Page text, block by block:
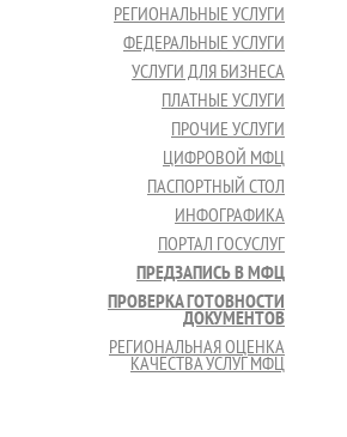
РЕГИОНАЛЬНЫЕ УСЛУГИ
ФЕДЕРАЛЬНЫЕ УСЛУГИ
УСЛУГИ ДЛЯ БИЗНЕСА
ПЛАТНЫЕ УСЛУГИ
ПРОЧИЕ УСЛУГИ
ЦИФРОВОЙ МФЦ
ПАСПОРТНЫЙ СТОЛ
ИНФОГРАФИКА
ПОРТАЛ ГОСУСЛУГ
ПРЕДЗАПИСЬ В МФЦ
ПРОВЕРКА ГОТОВНОСТИ
ДОКУМЕНТОВ
РЕГИОНАЛЬНАЯ ОЦЕНКА
КАЧЕСТВА УСЛУГ МФЦ